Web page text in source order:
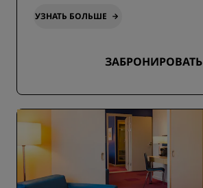
УЗНАТЬ БОЛЬШЕ
ЗАБРОНИРОВАТЬ